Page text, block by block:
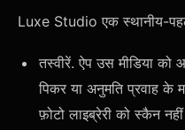
Luxe Studio एक स्थानीय-
तस्वीरें. ऐप उस मीडिया
पिकर या अनुमति प्रवाह
फ़ोटो लाइब्रेरी को स्कैन